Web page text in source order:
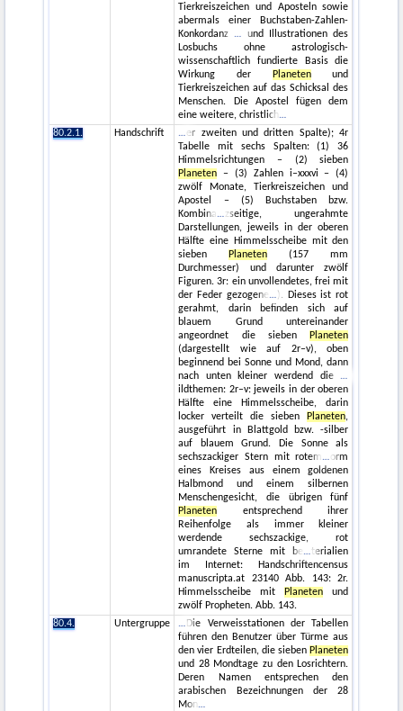
Tierkreiszeichen und Aposteln sowie
abermals einer Buchstaben-Zahlen-
Konkordanz
und Illustrationen des
Losbuchs ohne astrologisch-
wissenschaftlich fundierte Basis die
Wirkung der
Planetenund
Tierkreiszeichen auf das Schicksal des
Menschen. Die Apostel fügen dem
eine weitere, christlich
80.2.1.
Handschrift
er zweiten und dritten Spalte); 4r
Tabelle mit sechs Spalten: (1) 36
Himmelsrichtungen – (2) sieben
Planeten – (3) Zahlen i–xxxvi – (4)
zwölf Monate, Tierkreiszeichen und
Apostel – (5) Buchstaben bzw.
Kombina
zseitige, ungerahmte
Darstellungen, jeweils in der oberen
Hälfte eine Himmelsscheibe mit den
sieben
Planeten (157 mm
Durchmesser) und darunter zwölf
Figuren. 3r: ein unvollendetes, frei mit
der Feder gezogene
). Dieses ist rot
gerahmt, darin befinden sich auf
blauem Grund untereinander
angeordnet die sieben
Planeten
(dargestellt wie auf 2r–v), oben
beginnend bei Sonne und Mond, dann
nach unten kleiner werdend die
ildthemen: 2r–v: jeweils in der oberen
Hälfte eine Himmelsscheibe, darin
locker verteilt die sieben
Planeten,
ausgeführt in Blattgold bzw. -silber
auf blauem Grund. Die Sonne als
sechszackiger Stern mit rotem
orm
eines Kreises aus einem goldenen
Halbmond und einem silbernen
Menschengesicht, die übrigen fünf
Planeten entsprechend ihrer
Reihenfolge als immer kleiner
werdende sechszackige, rot
umrandete Sterne mit be
terialien
im Internet: Handschriftencensus
manuscripta.at 23140 Abb. 143: 2r.
Himmelsscheibe mit
Planeten und
zwölf Propheten. Abb. 143.
80.4.
Untergruppe
Die Verweisstationen der Tabellen
führen den Benutzer über Türme aus
den vier Erdteilen, die sieben Planeten
und 28 Mondtage zu den Losrichtern.
Deren Namen entsprechen den
arabischen Bezeichnungen der 28
Mon